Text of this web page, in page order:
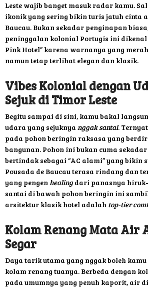
Leste wajib banget masuk radar kamu.
ikonik yang sering bikin turis jatuh cinta
Baucau. Bukan sekadar penginapan
peninggalan kolonial Portugis ini dikenal
Pink Hotel” karena warnanya yang
namun tetap terlihat elegan dan klasik.
Vibes Kolonial dengan
Sejukdi Timor Leste
Begitu sampai di sini, kamu bakal
udara yang sejuknya nggak santai.
pada pohon beringin raksasa yang
bangunan. Pohon ini bukan cuma
bertindak sebagai “AC alami” yang bikin
Pousada de Baucau terasa rindang dan
yang pengen healingdari panasnya
santai di bawah pohon beringin ini
arsitektur klasik hotel adalah top-tier
Kolam Renang Mata Air
Segar
Daya tarik utama yang nggak boleh
kolam renang tuanya. Berbeda dengan
pada umumnya yang penuh kaporit, air